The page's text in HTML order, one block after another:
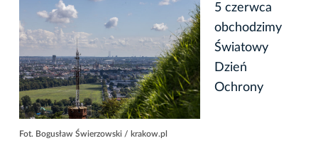
Fot. Bogusław Świerzowski / krakow.pl
5 czerwca
obchodzimy
Światowy
Dzień
Ochrony